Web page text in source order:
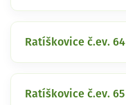
Ratíškovice č.ev. 64
Ratíškovice č.ev. 65